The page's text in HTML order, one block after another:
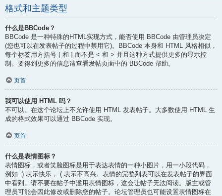
格式和主题类型
什么是BBCode？
BBCode 是一种特殊的HTML实现方式，能否使用 BBCode 由管理员决定
(您也可以在发表帖子的过程中禁用它)。BBCode 本身和 HTML 风格相似，
每个标签用方括号 [ 和 ] 而不是 < 和 > 并且这种方式提供更多的显示控
制。要得到更多的信息请查看发帖页面中的 BBCode 帮助。
页首
我可以使用 HTML 吗？
不可以。在这个论坛上不允许使用 HTML 发表帖子。大多数使用 HTML 生
成的格式效果可以通过 BBCode 实现。
页首
什么是表情图标？
表情图标，或者笑脸图标是用于表达表情的一种小图片，用一小段代码，
例如 :) 表示快乐，:( 表示不高兴。表情的完整列表可以在发表帖子的界面
中看到。请不要在帖子中滥用表情图标，这会让帖子无法阅读。版主或管
理员可能会因此修改或删除您的帖子。论坛管理员也可能设置表情图标在